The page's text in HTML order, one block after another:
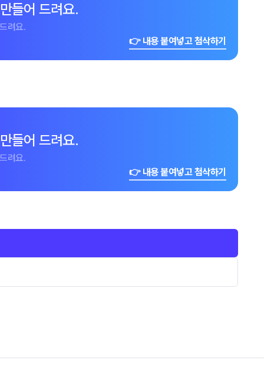
들어 드려요.
려요.
👉 내용 붙여넣고 첨삭하기
들어 드려요.
려요.
👉 내용 붙여넣고 첨삭하기